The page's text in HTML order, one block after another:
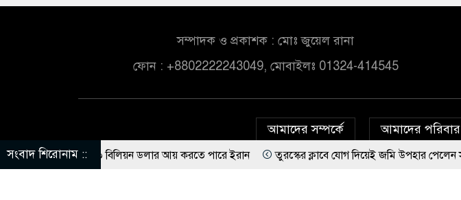
সম্পাদক ও প্রকাশক : মোঃ জুয়েল রানা
ফোন : +8802222243049, মোবাইলঃ 01324-414545
আমাদের সম্পর্কে আমাদের পরিবার
সংবাদ শিরোনাম ::
১৪০ বিলিয়ন ডলার আয় করতে পারে ইরান তুরস্কের ক্লাবে যোগ দিয়েই জমি উপহার পেলেন সালাহ